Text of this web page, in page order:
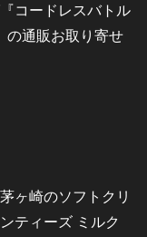
コードレスバトル
の通販お取り寄せ
ヶ崎のソフトクリ
ティーズ ミルク